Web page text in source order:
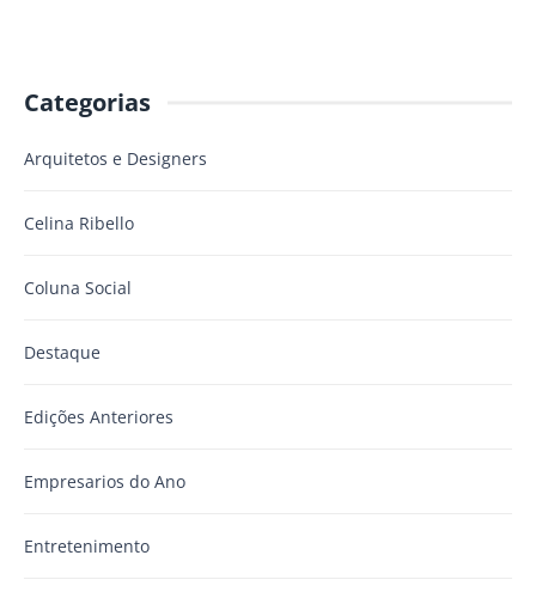
Categorias
Arquitetos e Designers
Celina Ribello
Coluna Social
Destaque
Edições Anteriores
Empresarios do Ano
Entretenimento